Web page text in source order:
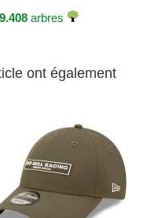
arbres
ont également